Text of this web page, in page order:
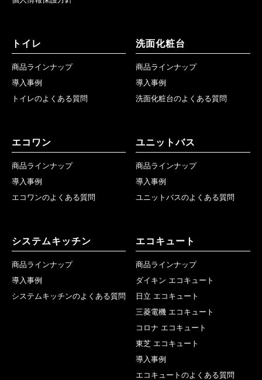
トイレ
商品ラインナップ
導入事例
トイレのよくある質問
洗面化粧台
商品ラインナップ
導入事例
洗面化粧台のよくある質問
エコワン
商品ラインナップ
導入事例
エコワンのよくある質問
ユニットバス
商品ラインナップ
導入事例
ユニットバスのよくある質問
システムキッチン
商品ラインナップ
導入事例
システムキッチンのよくある質問
エコキュート
商品ラインナップ
ダイキン エコキュート
日立 エコキュート
三菱電機 エコキュート
コロナ エコキュート
東芝 エコキュート
導入事例
エコキュートのよくある質問